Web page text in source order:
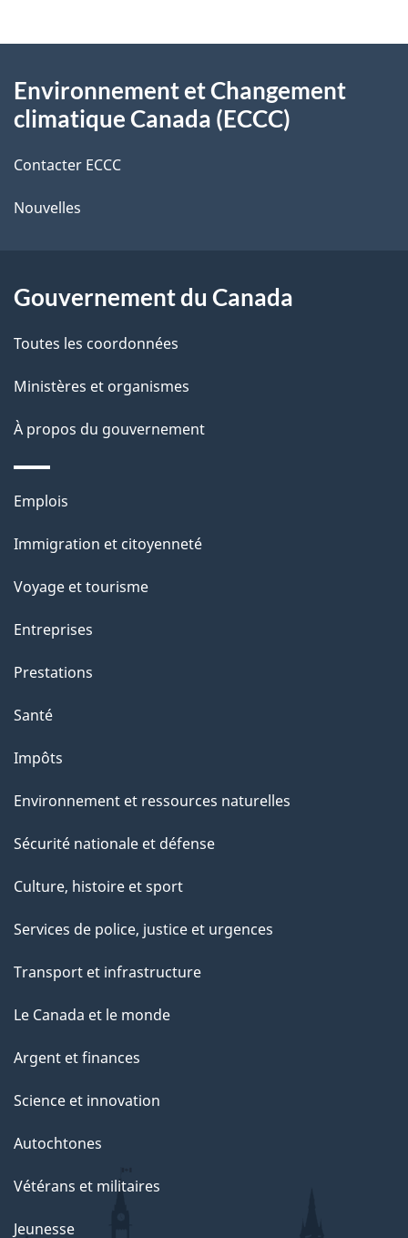
l
s
d
e
l
a
g
e
o
t
r
r
t
a
c
i
o
s
u
r
e
t
e
p
g
e
propos
de
ce
site
Environnement et Changement
climatique Canada (ECCC)
Contacter ECCC
Nouvelles
Gouvernement du Canada
Toutes les coordonnées
Ministères et organismes
À propos du gouvernement
Thèmes
sujets
Emplois
Immigration et citoyenneté
Voyage et tourisme
Entreprises
Prestations
Santé
Impôts
Environnement et ressources naturelles
Sécurité nationale et défense
Culture, histoire et sport
Services de police, justice et urgences
Transport et infrastructure
Le Canada et le monde
Argent et finances
Science et innovation
Autochtones
Vétérans et militaires
Jeunesse